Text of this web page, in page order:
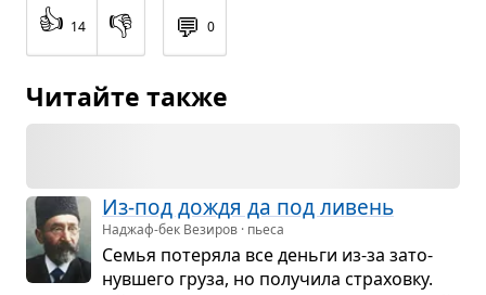
👍 14 👎 💬 0
Читайте также
Из-под дождя да под ливень
Наджаф-бек Везиров · пьеса
Семья поте­ряла все деньги из-за зато­
нув­шего груза, но полу­чила стра­ховку.